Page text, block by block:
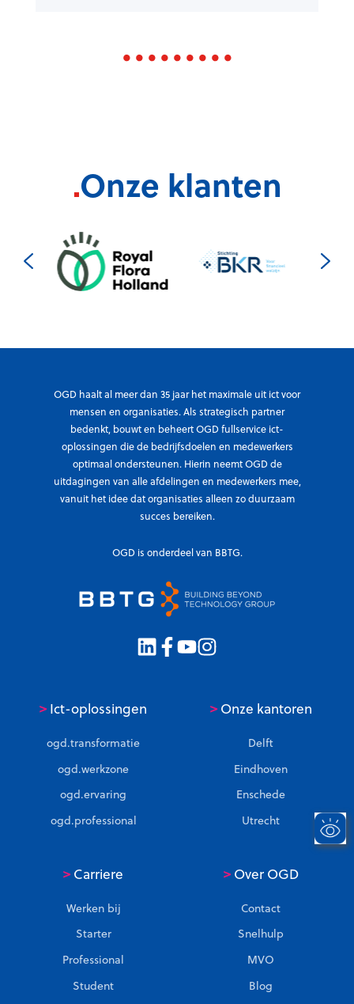
.Onze klanten
OGD haalt al meer dan 35 jaar het maximale uit ict voor
mensen en organisaties. Als strategisch partner
bedenkt, bouwt en beheert OGD fullservice ict-
oplossingen die de bedrijfsdoelen en medewerkers
optimaal ondersteunen. Hierin neemt OGD de
uitdagingen van alle afdelingen en medewerkers mee,
vanuit het idee dat organisaties alleen zo duurzaam
succes bereiken.
OGD is onderdeel van BBTG.
>Ict-oplossingen
ogd.transformatie
ogd.werkzone
ogd.ervaring
ogd.professional
>Onze kantoren
Delft
Eindhoven
Enschede
Utrecht
>Carriere
Werken bij
Starter
Professional
Student
>Over OGD
Contact
Snelhulp
MVO
Blog